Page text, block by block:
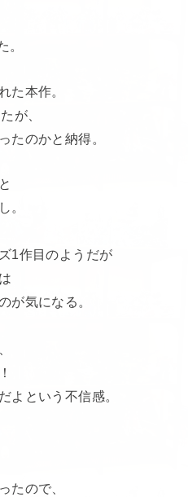
。
た本作。
が、
たのかと納得。
。
1作目のようだが
が気になる。
よという不信感。
たので、